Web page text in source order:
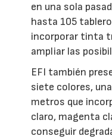
en una sola
hasta 105
incorporar tinta
ampliar las
EFI también
siete colores,
metros que
claro, magenta
conseguir